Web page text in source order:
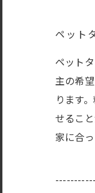
ペット
ペット
主の希
ります
せるこ
家に合